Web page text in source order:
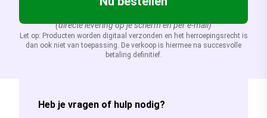
(directe levering op je scherm en per e-mail)
Let op: Producten worden digitaal verzonden en het herroepingsrecht is
dan ook niet van toepassing. De verkoop is hiermee na succesvolle
betaling definitief.
Heb je vragen of hulp nodig?